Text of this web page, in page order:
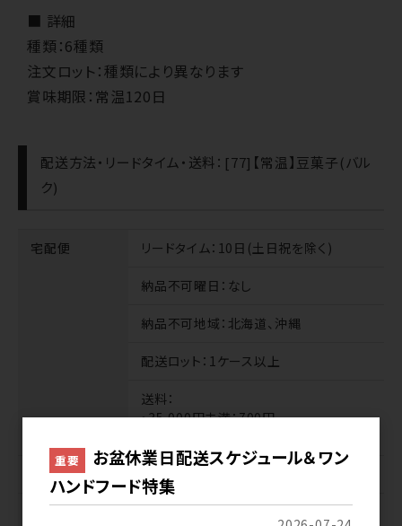
■ 詳細
種類：6種類
注文ロット：種類により異なります
賞味期限：常温120日
配送方法・リードタイム・送料：[77]【常温】豆菓子(バル
ク)
宅配便 リードタイム ：10日(土日祝を除く)
納品不可曜日 ：なし
納品不可地域 ：北海道、沖縄
配送ロット ：1ケース以上
送料：
・35,000円未満：700円
業務便
サンプル 扱いなし
重要
お盆休業日配送スケジュール＆ワン
ハンドフード特集